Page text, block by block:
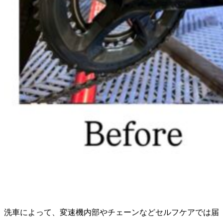
洗車によって、変速機内部やチェーンなどセルフケアでは届